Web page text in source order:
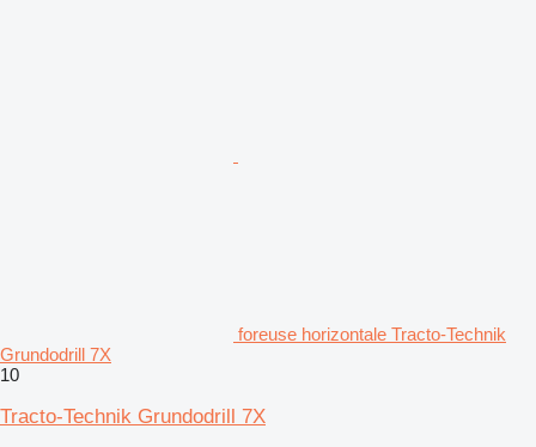
foreuse horizontale Tracto-Technik
Grundodrill 7X
10
Tracto-Technik Grundodrill 7X